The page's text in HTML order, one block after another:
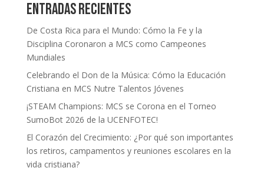
Entradas recientes
De Costa Rica para el Mundo: Cómo la Fe y la
Disciplina Coronaron a MCS como Campeones
Mundiales
Celebrando el Don de la Música: Cómo la Educación
Cristiana en MCS Nutre Talentos Jóvenes
¡STEAM Champions: MCS se Corona en el Torneo
SumoBot 2026 de la UCENFOTEC!
El Corazón del Crecimiento: ¿Por qué son importantes
los retiros, campamentos y reuniones escolares en la
vida cristiana?